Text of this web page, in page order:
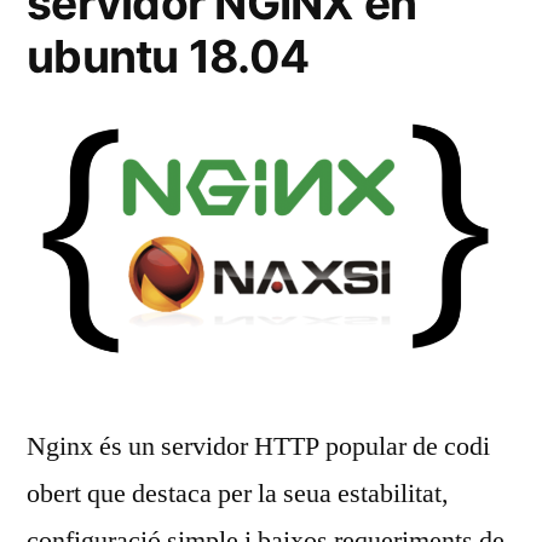
ubuntu 18.04
Nginx és un servidor HTTP popular de codi
obert que destaca per la seua estabilitat,